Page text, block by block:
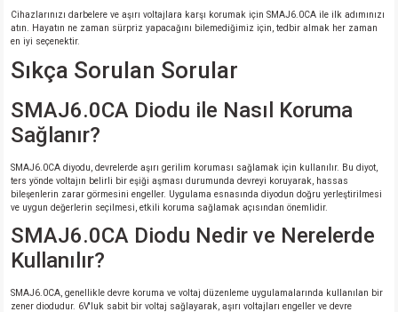
Cihazlarınızı darbelere ve aşırı voltajlara karşı korumak için SMAJ6.0CA ile ilk adımınızı
atın. Hayatın ne zaman sürpriz yapacağını bilemediğimiz için, tedbir almak her zaman
en iyi seçenektir.
Sıkça Sorulan Sorular
SMAJ6.0CA Diodu ile Nasıl Koruma
Sağlanır?
SMAJ6.0CA diyodu, devrelerde aşırı gerilim koruması sağlamak için kullanılır. Bu diyot,
ters yönde voltajın belirli bir eşiği aşması durumunda devreyi koruyarak, hassas
bileşenlerin zarar görmesini engeller. Uygulama esnasında diyodun doğru yerleştirilmesi
ve uygun değerlerin seçilmesi, etkili koruma sağlamak açısından önemlidir.
SMAJ6.0CA Diodu Nedir ve Nerelerde
Kullanılır?
SMAJ6.0CA, genellikle devre koruma ve voltaj düzenleme uygulamalarında kullanılan bir
zener diodudur. 6V'luk sabit bir voltaj sağlayarak, aşırı voltajları engeller ve devre